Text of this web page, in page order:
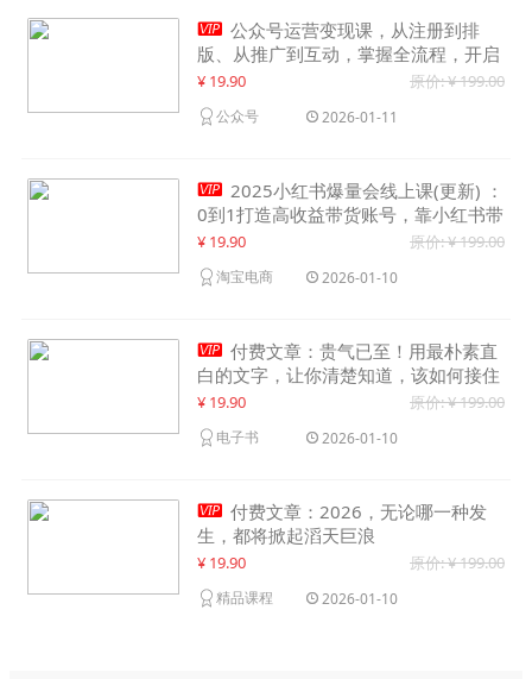
 公众号运营变现课，从注册到排
版、从推广到互动，掌握全流程，开启
个人品牌月入30000+
¥ 19.90 原价: ¥ 199.00
公众号 2026-01-11
 2025小红书爆量会线上课(更新) ：
0到1打造高收益带货账号，靠小红书带
货年入100w？机会来了！
¥ 19.90 原价: ¥ 199.00
淘宝电商 2026-01-10
 付费文章：贵气已至！用最朴素直
白的文字，让你清楚知道，该如何接住
这一次时代的泼天富贵
¥ 19.90 原价: ¥ 199.00
电子书 2026-01-10
 付费文章：2026，无论哪一种发
生，都将掀起滔天巨浪
¥ 19.90 原价: ¥ 199.00
精品课程 2026-01-10